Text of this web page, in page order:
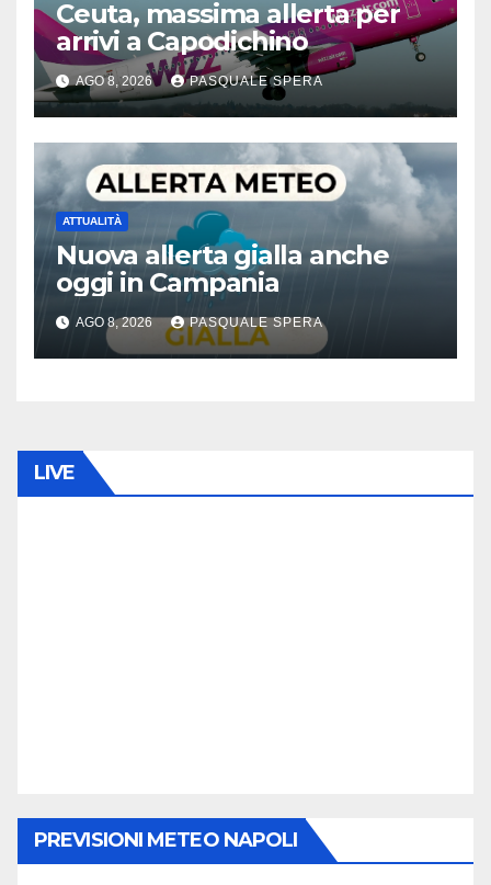
Ceuta, massima allerta per
arrivi a Capodichino
AGO 8, 2026 PASQUALE SPERA
ATTUALITÀ
Nuova allerta gialla anche
oggi in Campania
AGO 8, 2026 PASQUALE SPERA
LIVE
PREVISIONI METEO NAPOLI